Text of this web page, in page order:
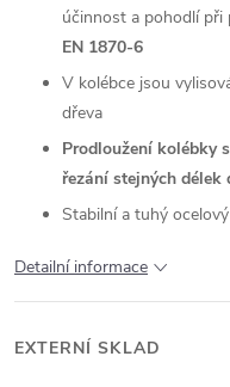
účinnost a pohodlí při
EN 1870-6
V kolébce jsou
dřeva
Prodloužení kolébky
řezání stejných délek
Stabilní a tuhý
Detailní informace
EXTERNÍ SKLAD